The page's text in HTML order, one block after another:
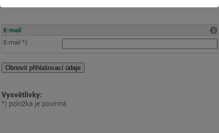
E-mail
E-mail *)
Vysvětlivky:
*) položka je povinná